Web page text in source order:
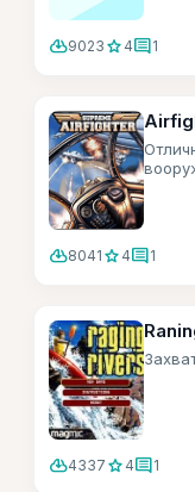
cloud_download9023 star 4comment1
cloud_download8041 star 4comment1
cloud_download4337 star 4comment1